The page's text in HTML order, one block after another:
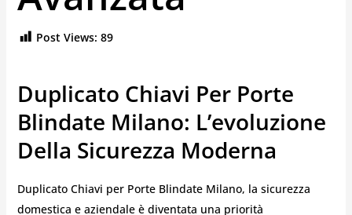
Post Views: 89
Duplicato Chiavi Per Porte
Blindate Milano: L’evoluzione
Della Sicurezza Moderna
Duplicato Chiavi per Porte Blindate Milano, la sicurezza
domestica e aziendale è diventata una priorità